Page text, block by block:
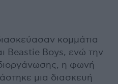
κομμάτια
Beastie Boys, ενώ την
η φωνή
μια διασκευή